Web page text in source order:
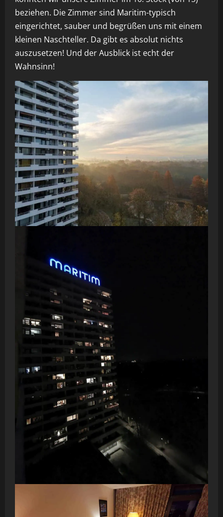
beziehen. Die Zimmer sind Maritim-typisch
eingerichtet, sauber und begrüßen uns mit einem
kleinen Naschteller. Da gibt es absolut nichts
auszusetzen! Und der Ausblick ist echt der
Wahnsinn!